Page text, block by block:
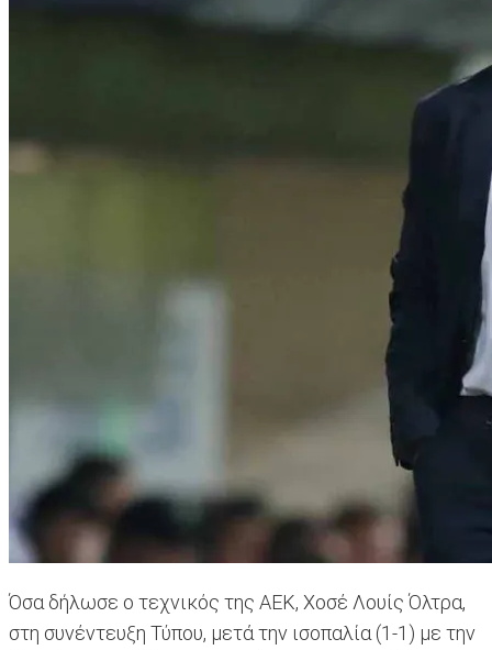
Όσα δήλωσε ο τεχνικός της ΑΕΚ, Χοσέ Λουίς Όλτρα,
στη συνέντευξη Τύπου, μετά την ισοπαλία (1-1) με την